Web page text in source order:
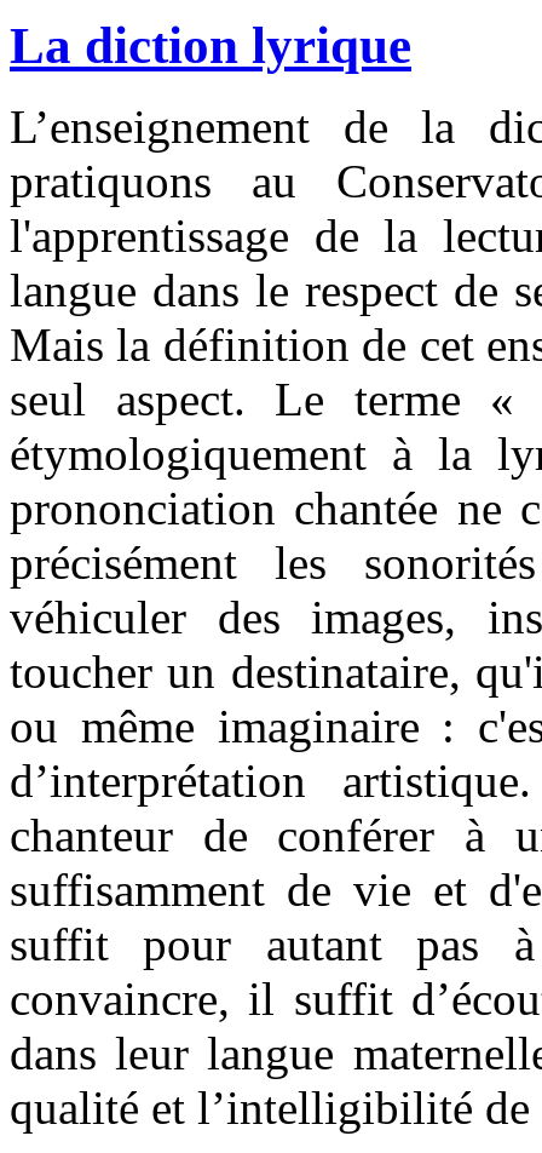
La diction lyrique
L’enseignement de la
pratiquons au
l'apprentissage de la
langue dans le respect de
Mais la définition de cet
seul aspect. Le terme
étymologiquement à la
prononciation chantée ne
précisément les
véhiculer des images,
toucher un destinataire,
ou même imaginaire :
d’interprétation
chanteur de conférer à
suffisamment de vie et
suffit pour autant pas
convaincre, il suffit
dans leur langue
qualité et l’intelligibilité